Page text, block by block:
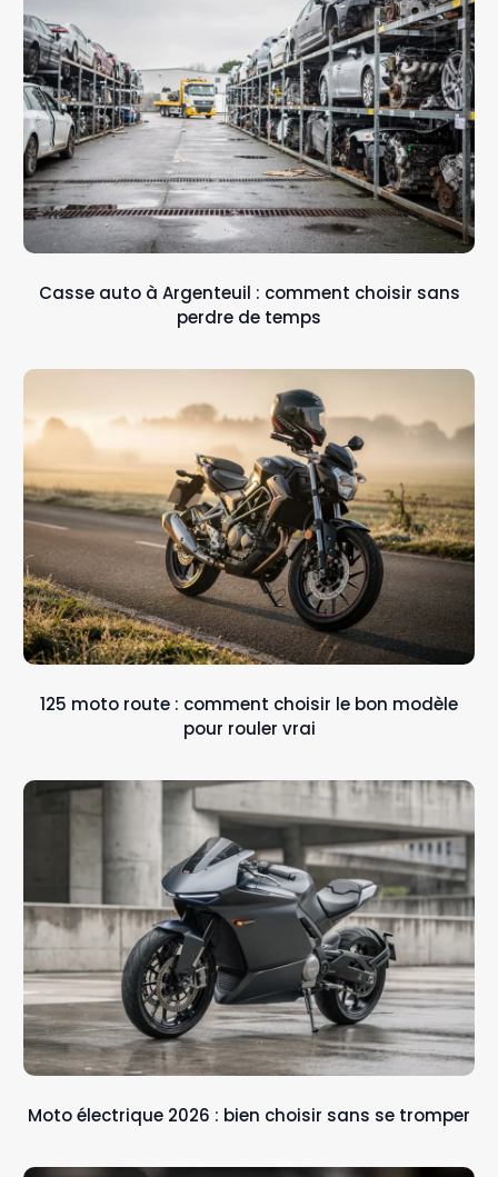
Casse auto à Argenteuil : comment choisir sans
perdre de temps
125 moto route : comment choisir le bon modèle
pour rouler vrai
Moto électrique 2026 : bien choisir sans se tromper